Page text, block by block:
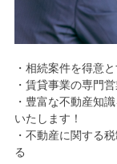
・相続案件を得意
・賃貸事業の専門
・豊富な不動産知
いたします！
・不動産に関する
る